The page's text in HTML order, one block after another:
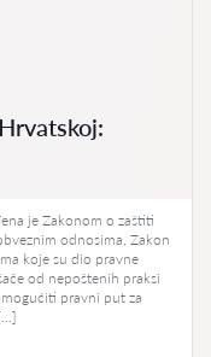
je Zakonom o zaštiti
odnosima, Zakon
koje su dio pravne
od nepoštenih praksi
pravni put za